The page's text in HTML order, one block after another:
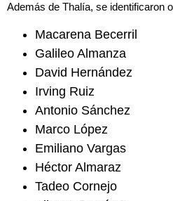
Además de Thalía, se identificaron
Macarena Becerril
Galileo Almanza
David Hernández
Irving Ruiz
Antonio Sánchez
Marco López
Emiliano Vargas
Héctor Almaraz
Tadeo Cornejo